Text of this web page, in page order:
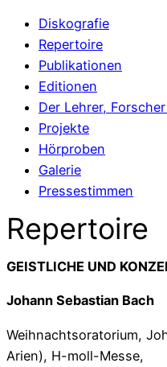
Menu Diskografie
Repertoire
Publikationen
Editionen
Der Lehrer,
Projekte
Hörproben
Galerie
Pressestimmen
Repertoire
GEISTLICHE UND
Johann Sebastian Bach
Weihnachtsoratorium,
Arien), H-moll-Messe,